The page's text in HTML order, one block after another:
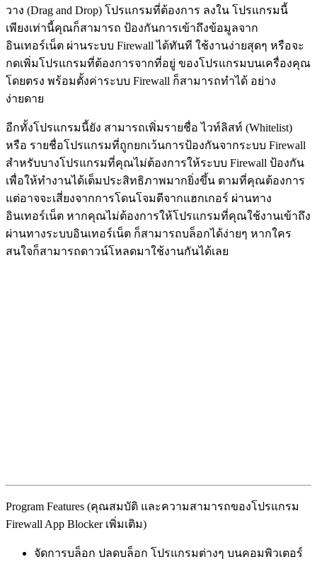
วาง (Drag and Drop) โปรแกรมที่ต้องการ ลงใน โปรแกรมนี้
เพียงเท่านี้คุณก็สามารถ ป้องกันการเข้าถึงข้อมูลจาก
อินเทอร์เน็ต ผ่านระบบ Firewall ได้ทันที ใช้งานง่ายสุดๆ หรือจะ
กดเพิ่มโปรแกรมที่ต้องการจากที่อยู่ ของโปรแกรมบนเครื่องคุณ
โดยตรง พร้อมตั้งค่าระบบ Firewall ก็สามารถทำได้ อย่าง
ง่ายดาย
อีกทั้งโปรแกรมนี้ยัง สามารถเพิ่มรายชื่อ ไวท์ลิสท์ (Whitelist)
หรือ รายชื่อโปรแกรมที่ถูกยกเว้นการป้องกันจากระบบ Firewall
สำหรับบางโปรแกรมที่คุณไม่ต้องการให้ระบบ Firewall ป้องกัน
เพื่อให้ทำงานได้เต็มประสิทธิภาพมากยิ่งขึ้น ตามที่คุณต้องการ
แต่อาจจะเสี่ยงจากการโดนโจมตีจากแฮกเกอร์ ผ่านทาง
อินเทอร์เน็ต หากคุณไม่ต้องการให้โปรแกรมที่คุณใช้งานเข้าถึง
ผ่านทางระบบอินเทอร์เน็ต ก็สามารถบล็อกได้ง่ายๆ หากใคร
สนใจก็สามารถดาวน์โหลดมาใช้งานกันได้เลย
Program Features (คุณสมบัติ และความสามารถของโปรแกรม
Firewall App Blocker เพิ่มเติม)
จัดการบล็อก ปลดบล็อก โปรแกรมต่างๆ บนคอมพิวเตอร์